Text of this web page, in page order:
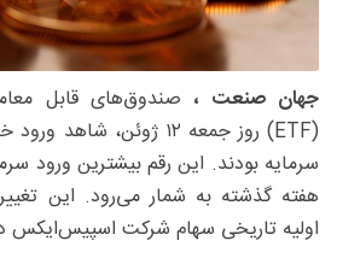
جهان صنعت ، صندوق‌های قابل
سرمایه بودند. این رقم بیشترین ورود
هفته گذشته به شمار می‌رود. این
اولیه تاریخی سهام شرکت اسپیس‌ایکس